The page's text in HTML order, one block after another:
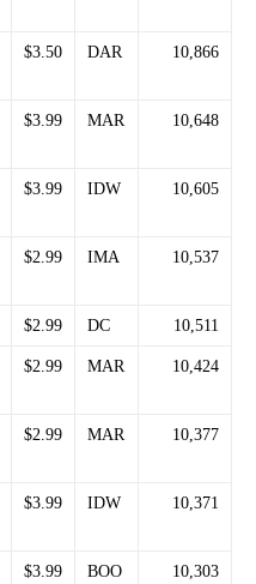
$3.50 DAR 10,866
$3.99 MAR 10,648
$3.99 IDW 10,605
$2.99 IMA 10,537
$2.99 DC 10,511
$2.99 MAR 10,424
$2.99 MAR 10,377
$3.99 IDW 10,371
$3.99 BOO 10,303